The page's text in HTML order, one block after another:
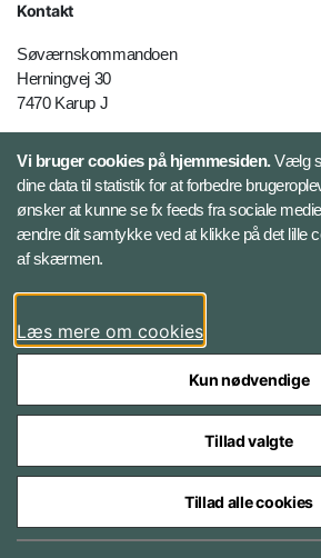
Kontakt
Søværnskommandoen
Herningvej 30
7470 Karup J
Telefon: +45 728 40000
E-mail:fko@mil.dk
Følg Søværnet
Facebook
Styrelser og myndigheder under
Vi bruger cookies på hjemmesiden.Vælg
dine data til statistik for at forbedre
ønsker at kunne se fx feeds fra sociale
ændre dit samtykke ved at klikke på det lille
af skærmen.
Læs mere om cookies
Kun nødvendige
Tillad valgte
Tillad alle cookies